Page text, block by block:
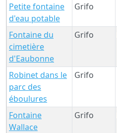
Petite fontaine
d'eau potable
Grifo
Fontaine du
cimetière
d'Eaubonne
Grifo
Robinet dans le
parc des
éboulures
Grifo
Fontaine
Wallace
Grifo